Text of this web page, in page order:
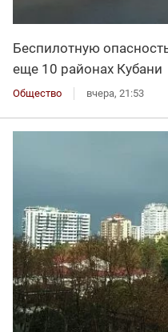
Беспилотную
еще 10 районах Кубани
Общество вчера, 21:53